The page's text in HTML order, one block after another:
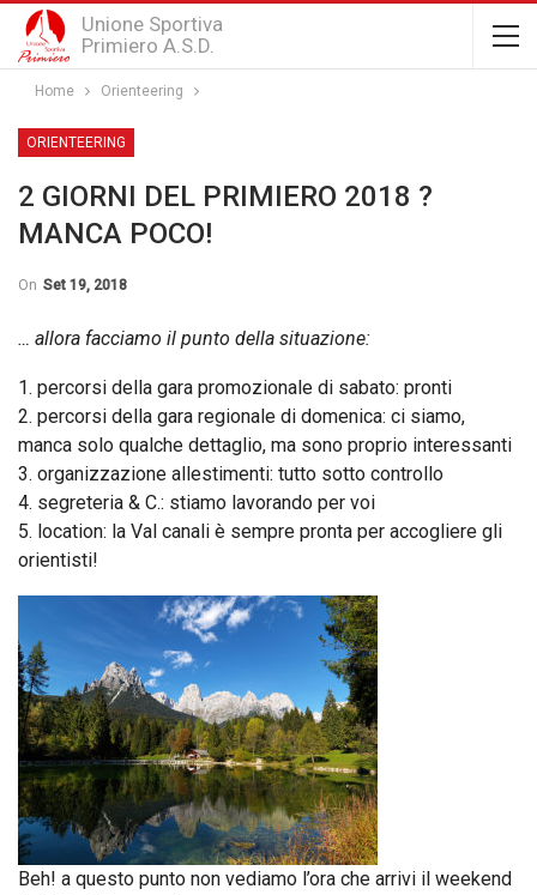
Unione Sportiva
Primiero A.S.D.
Home Orienteering
ORIENTEERING
2 GIORNI DEL PRIMIERO 2018 ?
MANCA POCO!
On Set 19, 2018
… allora facciamo il punto della situazione:
1. percorsi della gara promozionale di sabato: pronti
2. percorsi della gara regionale di domenica: ci siamo,
manca solo qualche dettaglio, ma sono proprio interessanti
3. organizzazione allestimenti: tutto sotto controllo
4. segreteria & C.: stiamo lavorando per voi
5. location: la Val canali è sempre pronta per accogliere gli
orientisti!
Beh! a questo punto non vediamo l’ora che arrivi il weekend